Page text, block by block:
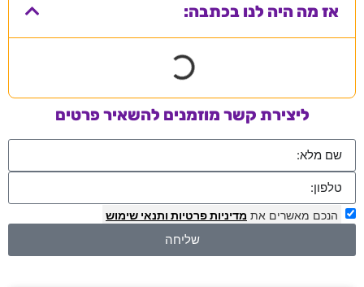
אז מה היה לנו בכתבה:
ליצירת קשר מוזמנים להשאיר פרטים
הנכם מאשרים את מדיניות פרטיות ותנאי שימוש
שליחה